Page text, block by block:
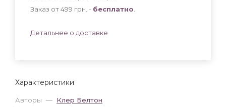
Характеристики
Авторы — Клер Белтон
Заказ от 499 грн. - бесплатно
Детальнее о доставке